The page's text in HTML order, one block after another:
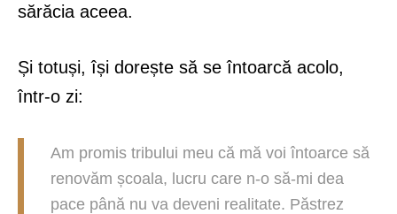
sărăcia aceea.
Și totuși, își dorește să se întoarcă acolo,
într-o zi:
Am promis tribului meu că mă voi întoarce să
renovăm școala, lucru care n-o să-mi dea
pace până nu va deveni realitate. Păstrez